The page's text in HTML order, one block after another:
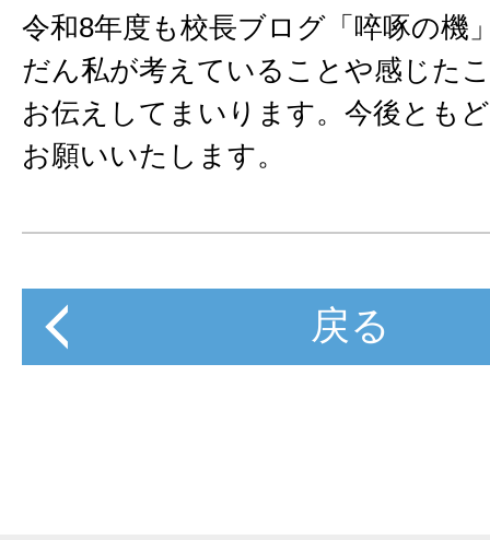
令和8年度も校長ブログ「啐啄の機
だん私が考えていることや感じた
お伝えしてまいります。今後とも
お願いいたします。
戻る